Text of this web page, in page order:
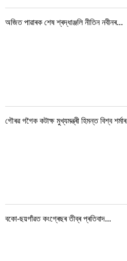
অজিত পাৱাৰক শেষ শ্ৰদ্ধাঞ্জলি নীতিন নবীনৰ...
গৌৰৱ গগৈক কটাক্ষ মুখ্যমন্ত্ৰী হিমন্ত বিশ্ব
বকো-ছয়গাঁৱত কংগ্ৰেছৰ তীব্ৰ প্ৰতিবাদ...